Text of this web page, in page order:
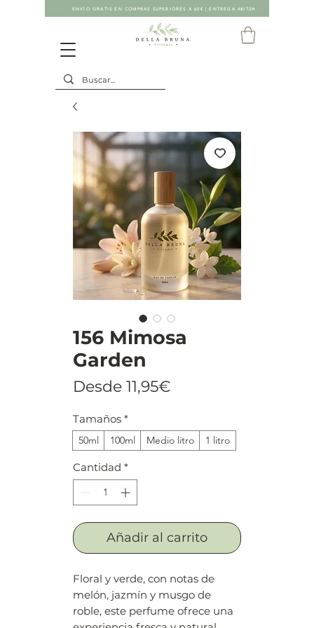
ENVÍO GRATIS EN COMPRAS SUPERIORES A 60€ | ENTREGA 48/72H
156 Mimosa
Garden
Desde 11,95€
Tamaños *
50ml 100ml Medio litro 1 litro
Cantidad *
Añadir al carrito
Floral y verde, con notas de
melón, jazmín y musgo de
roble, este perfume ofrece una